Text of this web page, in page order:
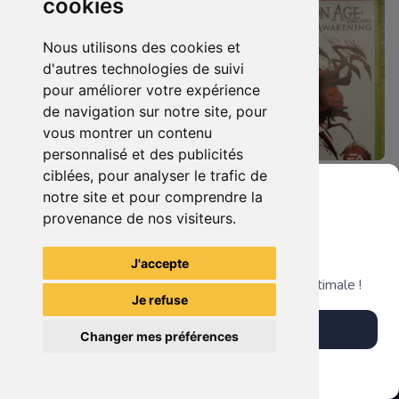
cookies
Nous utilisons des cookies et
d'autres technologies de suivi
pour améliorer votre expérience
de navigation sur notre site, pour
vous montrer un contenu
personnalisé et des publicités
ciblées, pour analyser le trafic de
notre site et pour comprendre la
provenance de nos visiteurs.
J'accepte
Je refuse
Changer mes préférences
8.90 € 0
Dragon Age Origins Xbox 360
14.90 €
TheGamingR83
Grenier du Geek
Télécharge notre app pour une expérience optimale !
Télécharger l'app